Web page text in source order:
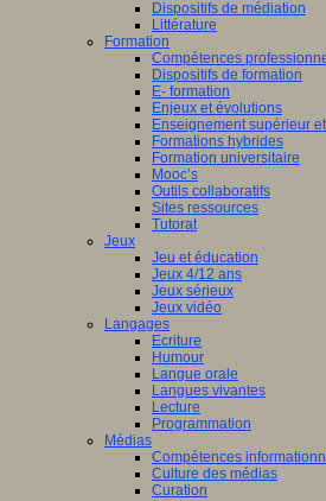
Dispositifs de médiation
Littérature
Formation
Compétences
Dispositifs de formation
E- formation
Enjeux et évolutions
Enseignement supérieur
Formations hybrides
Formation universitaire
Mooc’s
Outils collaboratifs
Sites ressources
Tutorat
Jeux
Jeu et éducation
Jeux 4/12 ans
Jeux sérieux
Jeux vidéo
Langages
Ecriture
Humour
Langue orale
Langues vivantes
Lecture
Programmation
Médias
Compétences
Culture des médias
Curation